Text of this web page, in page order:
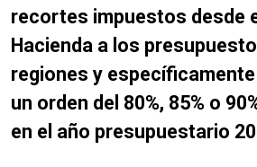
recortes impuestos desde
Hacienda a los
regiones y
un orden del 80%, 85% o
en el año presupuestario